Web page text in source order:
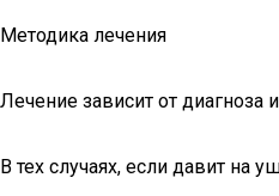
Методика лечения
Лечение зависит от диагноза
В тех случаях, если давит на